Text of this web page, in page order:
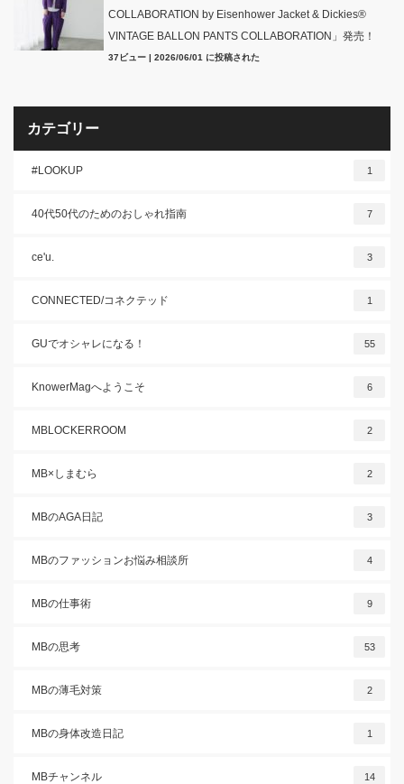
COLLABORATION by Eisenhower Jacket & Dickies®
VINTAGE BALLON PANTS COLLABORATION」発売！
37ビュー | 2026/06/01 に投稿された
カテゴリー
#LOOKUP 1
40代50代のためのおしゃれ指南 7
ce'u. 3
CONNECTED/コネクテッド 1
GUでオシャレになる！ 55
KnowerMagへようこそ 6
MBLOCKERROOM 2
MB×しまむら 2
MBのAGA日記 3
MBのファッションお悩み相談所 4
MBの仕事術 9
MBの思考 53
MBの薄毛対策 2
MBの身体改造日記 1
MBチャンネル 14